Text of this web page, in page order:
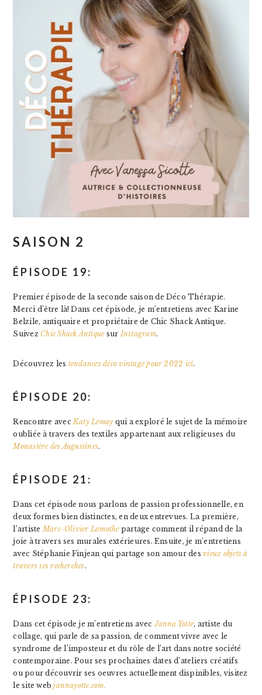
SAISON 2
ÉPISODE 19:
Premier épisode de la seconde saison de Déco Thérapie.
Merci d’être là! Dans cet épisode, je m’entretiens avec Karine
Belzile, antiquaire et propriétaire de Chic Shack Antique.
Suivez Chic Shack AntiquesurInstagram.
Découvrez les tendances déco vintage pour 2022 ici.
ÉPISODE 20:
Rencontre avec Katy Lemay qui a exploré le sujet de la mémoire
oubliée à travers des textiles appartenant aux religieuses du
Monastère des Augustines.
ÉPISODE 21:
Dans cet épisode nous parlons de passion professionnelle, en
deux formes bien distinctes, en deux entrevues. La première,
l’artisteMarc-Olivier Lamothepartage comment il répand de la
joie à travers ses murales extérieures. Ensuite, je m’entretiens
avec Stéphanie Finjean qui partage son amour desvieux objets à
travers ses recherches.
ÉPISODE 23:
Dans cet épisode je m’entretiens avecJanna Yotte, artiste du
collage, qui parle de sa passion, de comment vivre avec le
syndrome de l’imposteur et du rôle de l’art dans notre société
contemporaine. Pour ses prochaines dates d’ateliers créatifs
ou pour découvrir ses oeuvres actuellement dispinibles, visitez
le site webjannayotte.com.